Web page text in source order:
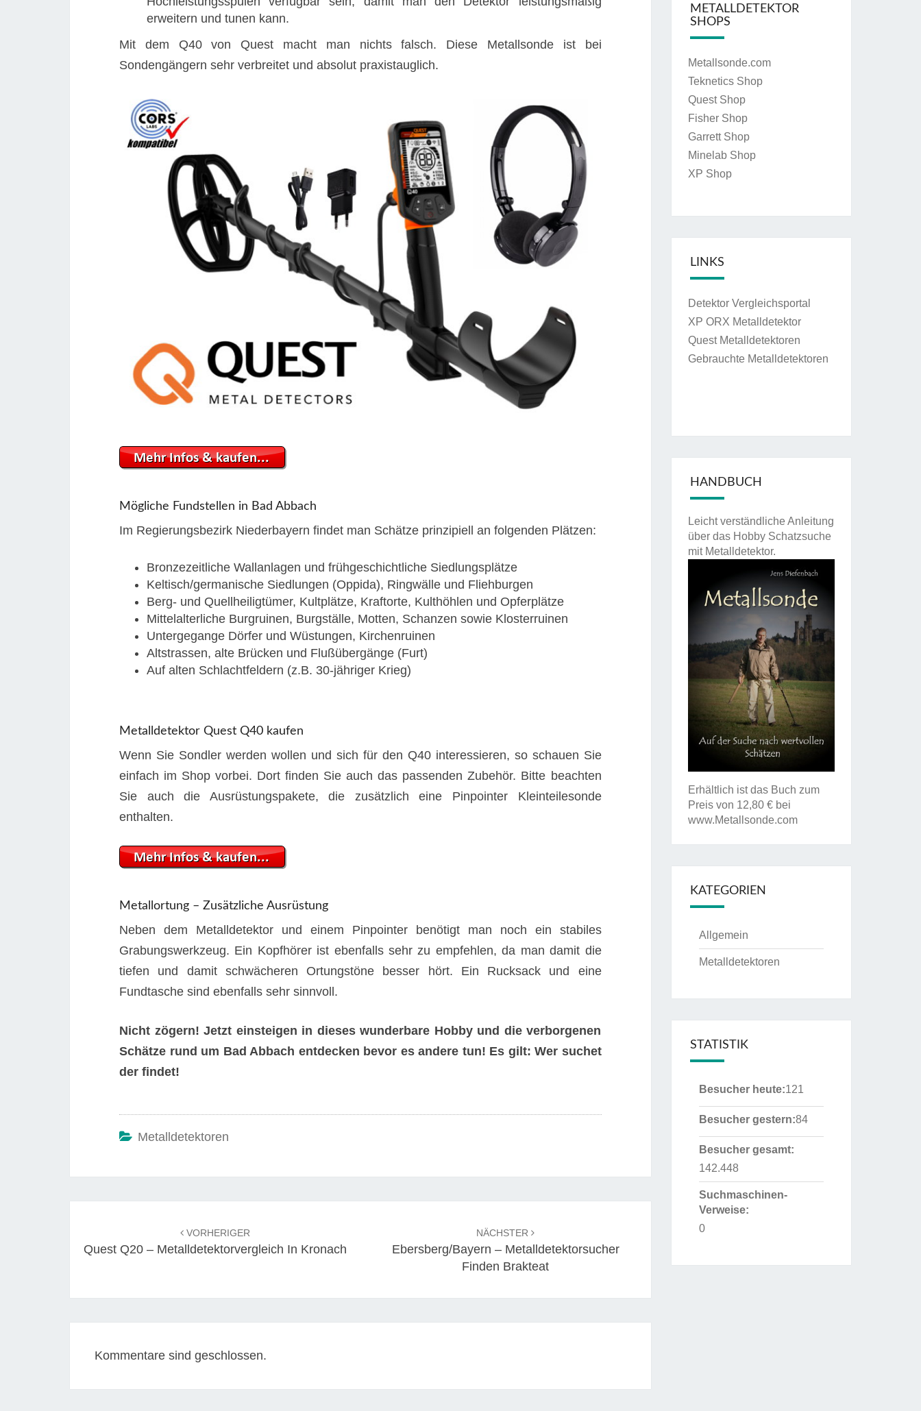
erweitern und tunen kann.
Mit dem Q40 von Quest macht man nichts falsch. Diese Metallsonde ist bei
Sondengängern sehr verbreitet und absolut praxistauglich.
Mögliche Fundstellen in Bad Abbach
Im Regierungsbezirk Niederbayern findet man Schätze prinzipiell an folgenden Plätzen:
Bronzezeitliche Wallanlagen und frühgeschichtliche Siedlungsplätze
Keltisch/germanische Siedlungen (Oppida), Ringwälle und Fliehburgen
Berg- und Quellheiligtümer, Kultplätze, Kraftorte, Kulthöhlen und Opferplätze
Mittelalterliche Burgruinen, Burgställe, Motten, Schanzen sowie Klosterruinen
Untergegange Dörfer und Wüstungen, Kirchenruinen
Altstrassen, alte Brücken und Flußübergänge (Furt)
Auf alten Schlachtfeldern (z.B. 30-jähriger Krieg)
Metalldetektor Quest Q40 kaufen
Wenn Sie Sondler werden wollen und sich für den Q40 interessieren, so schauen Sie
einfach im Shop vorbei. Dort finden Sie auch das passenden Zubehör. Bitte beachten
Sie auch die Ausrüstungspakete, die zusätzlich eine Pinpointer Kleinteilesonde
enthalten.
Metallortung – Zusätzliche Ausrüstung
Neben dem Metalldetektor und einem Pinpointer benötigt man noch ein stabiles
Grabungswerkzeug. Ein Kopfhörer ist ebenfalls sehr zu empfehlen, da man damit die
tiefen und damit schwächeren Ortungstöne besser hört. Ein Rucksack und eine
Fundtasche sind ebenfalls sehr sinnvoll.
Nicht zögern! Jetzt einsteigen in dieses wunderbare Hobby und die verborgenen
Schätze rund um Bad Abbach entdecken bevor es andere tun! Es gilt: Wer suchet
der findet!
Metalldetektoren
VORHERIGER
Quest Q20 – Metalldetektorvergleich In Kronach
NÄCHSTER
Ebersberg/Bayern – Metalldetektorsucher
Finden Brakteat
Kommentare sind geschlossen.
METALLDETEKTOR
SHOPS
Metallsonde.com
Teknetics Shop
Quest Shop
Fisher Shop
Garrett Shop
Minelab Shop
XP Shop
LINKS
Detektor Vergleichsportal
XP ORX Metalldetektor
Quest Metalldetektoren
Gebrauchte Metalldetektoren
HANDBUCH
Leicht verständliche Anleitung
über das Hobby Schatzsuche
mit Metalldetektor.
Erhältlich ist das Buch zum
Preis von 12,80 € bei
www.Metallsonde.com
KATEGORIEN
Allgemein
Metalldetektoren
STATISTIK
Besucher heute:121
Besucher gestern:84
Besucher gesamt:
142.448
Suchmaschinen-
Verweise:
0